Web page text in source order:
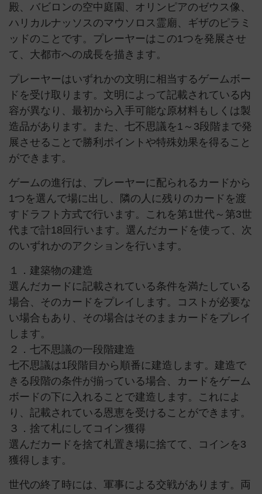
殿、バビロンの空中庭園、オリンピアのゼウス像、
ハリカルナッソスのマウソロス霊廟、ギザのピラミ
ッドのことです。プレーヤーはこの1つを発展させ
て、大都市への成長を描きます。
プレーヤーはいずれかの文明に相当するゲームボー
ドを受け取ります。文明によって記載されている内
容が異なり、最初から入手可能な原材料もしくは製
造品があります。また、七不思議を1～3段階まで発
展させることで勝利ポイントや特殊効果を得ること
ができます。
ゲームの進行は、プレーヤーに配られるカードから
1つを選んで場に出し、隣の人に残りのカードを渡
すドラフト方式で行います。これを第1世代～第3世
代まで計18回行います。選んだカードを使って、次
のいずれかのアクションを行います。
１．建築物の建造
選んだカードに記載されている条件を満たしている
場合、そのカードをプレイします。コストが必要な
い場合もあり、その場合はそのままカードをプレイ
します。
２．七不思議の一段階建造
七不思議は1段階目から順番に建造します。建造で
きる段階の条件が揃っている場合、カードをゲーム
ボードの下に入れることで建造します。これによ
り、記載されている恩恵を受けることができます。
３．捨て札にしてコイン獲得
選んだカードを捨て札置き場に捨てて、コインを3
獲得します。
世代の終了時には、軍事による交戦があります。両